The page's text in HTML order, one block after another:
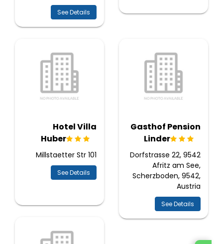
See Details
Gasthof Pension
Linder
Dorfstrasse 22, 9542
Afritz am See,
Scherzboden, 9542,
Austria
See Details
Hotel Villa
Huber
Millstaetter Str 101
See Details